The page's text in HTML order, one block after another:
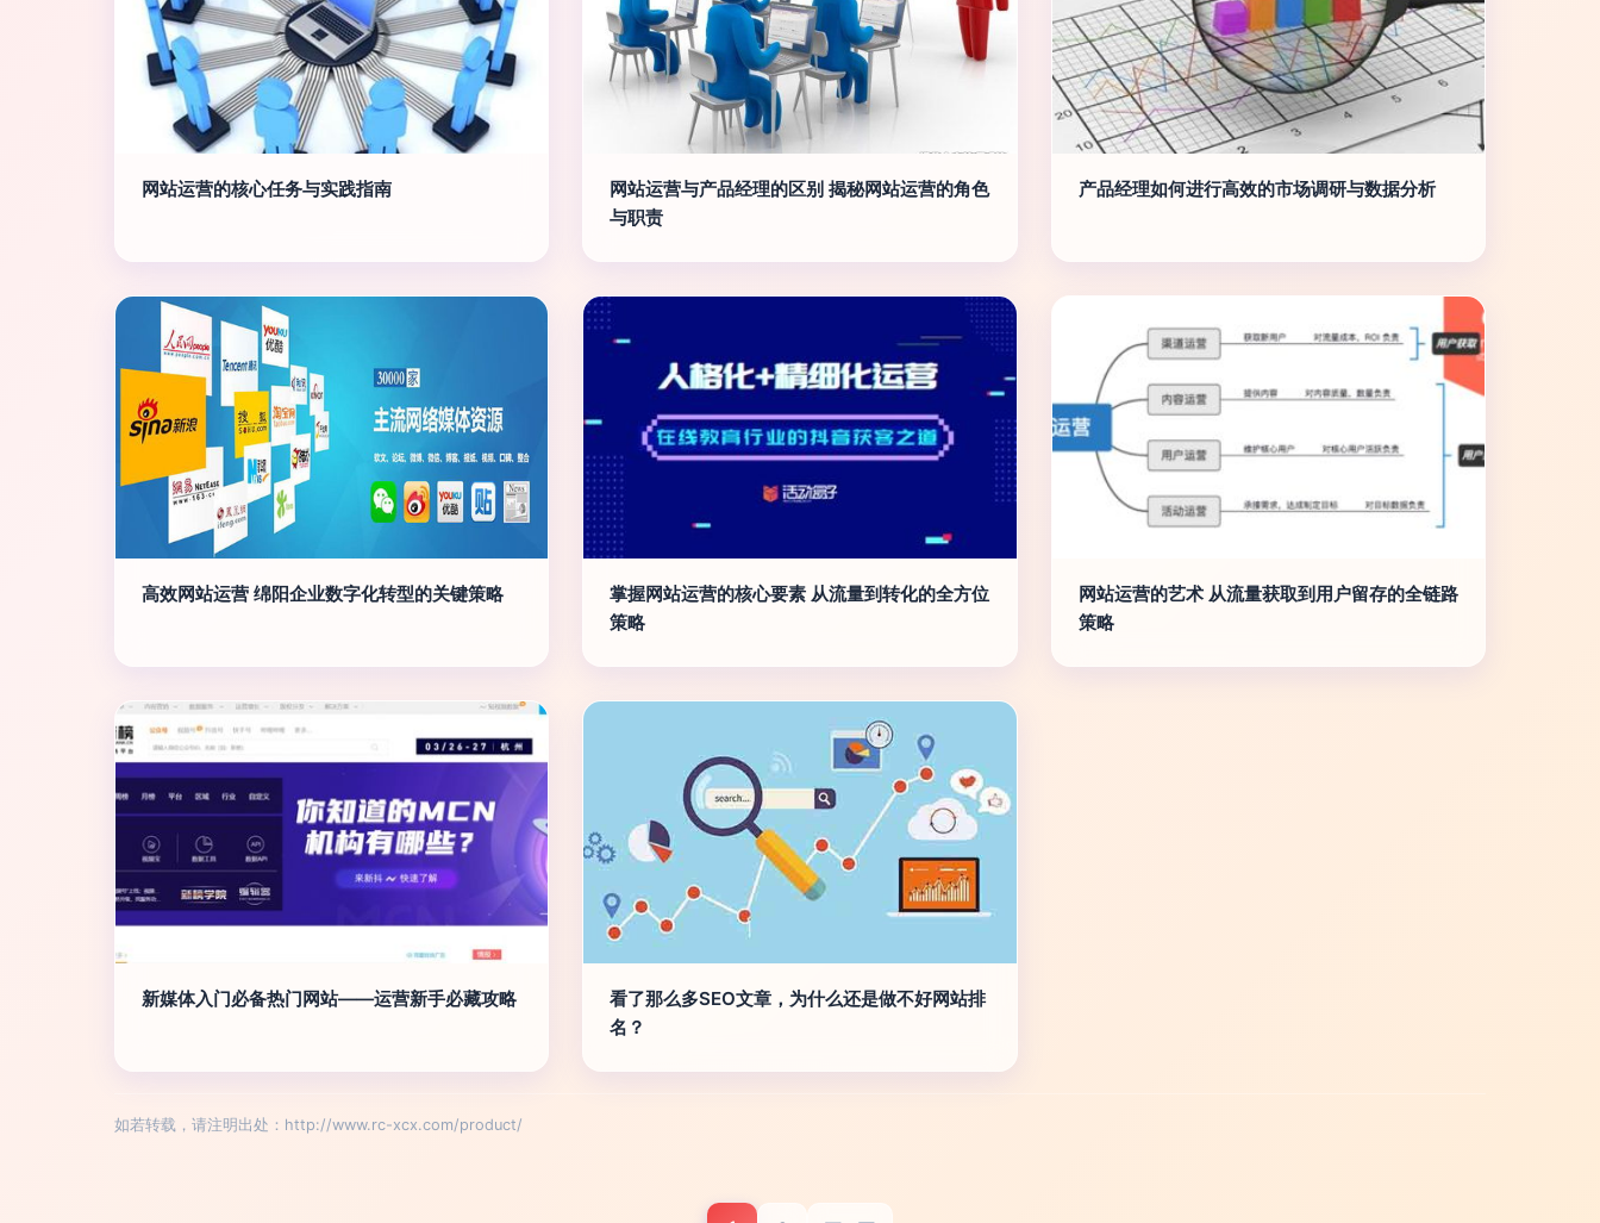
网站运营的核心任务与实践指南
网站运营与产品经理的区别 揭秘网站运营的角色
与职责
产品经理如何进行高效的市场调研与数据分析
高效网站运营 绵阳企业数字化转型的关键策略
掌握网站运营的核心要素 从流量到转化的全方位
策略
网站运营的艺术 从流量获取到用户留存的全链路
策略
新媒体入门必备热门网站——运营新手必藏攻略
看了那么多SEO文章，为什么还是做不好网站排
名？
如若转载，请注明出处：http://www.rc-xcx.com/product/